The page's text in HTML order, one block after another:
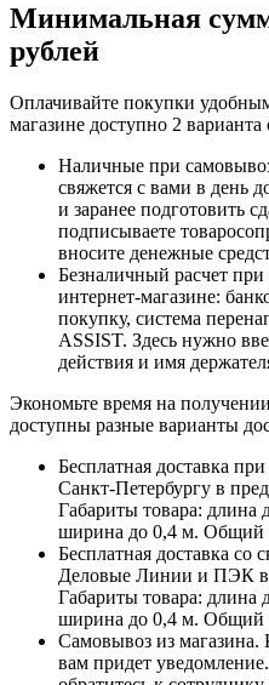
Минимальная
рублей
Оплачивайте покупки
магазине доступно 2 варианта
Наличные при
свяжется с вами в день
и заранее подготовить
подписываете
вносите денежные
Безналичный расчет
интернет-магазине:
покупку, система
ASSIST. Здесь нужно
действия и имя
Экономьте время на
доступны разные варианты
Бесплатная доставка
Санкт-Петербургу в
Габариты товара: длина
ширина до 0,4 м. Общий
Бесплатная доставка со
Деловые Линии и ПЭК в
Габариты товара: длина
ширина до 0,4 м. Общий
Самовывоз из магазина.
вам придет